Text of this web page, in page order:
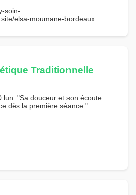
soin-
elsa-moumane-bordeaux
Traditionnelle
lun. "Sa douceur et son écoute
dès la première séance."